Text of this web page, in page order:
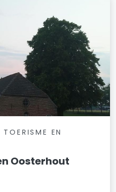
EN
Oosterhout